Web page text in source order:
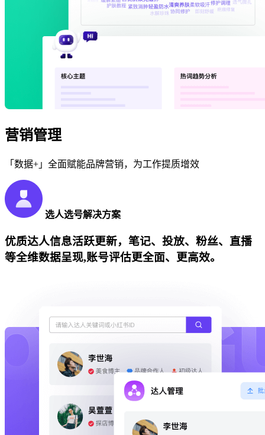
营销管理
「数据+」全面赋能品牌营销，为工作提质增效
选人选号解决方案
优质达人信息活跃更新，笔记、投放、粉丝、直播
等全维数据呈现,账号评估更全面、更高效。